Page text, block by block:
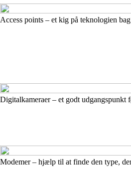
Access points – et kig på teknologien
Digitalkameraer – et godt udgangspunkt
Modemer – hjælp til at finde den type,